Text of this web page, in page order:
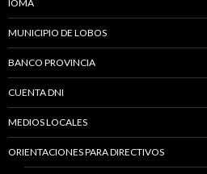
IOMA
MUNICIPIO DE LOBOS
BANCO PROVINCIA
CUENTA DNI
MEDIOS LOCALES
ORIENTACIONES PARA DIRECTIVOS